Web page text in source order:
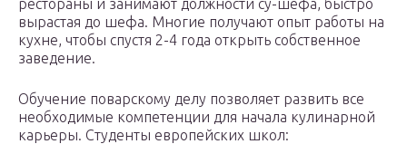
вырастая до шефа. Многие получают опыт работы на
кухне, чтобы спустя 2-4 года открыть собственное
заведение.
Обучение поварскому делу позволяет развить все
необходимые компетенции для начала кулинарной
карьеры. Студенты европейских школ: